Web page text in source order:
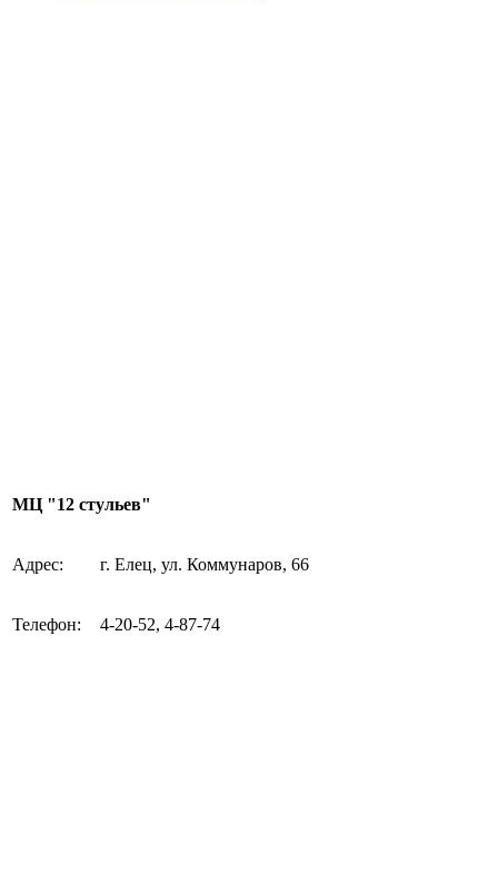
МЦ "12 стульев"
Адрес: г. Елец, ул. Коммунаров, 66
Телефон: 4-20-52, 4-87-74